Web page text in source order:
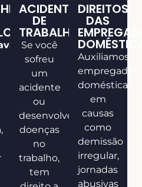
ACIDENTE
DE
TRABALHO
Se você
sofreu
um
acidente
ou
desenvolveu
doenças
no
trabalho,
tem
DIREITOS
DAS
Auxiliamos
empregadas
domésticas
em
causas
como
demissão
irregular,
jornadas
abusivas